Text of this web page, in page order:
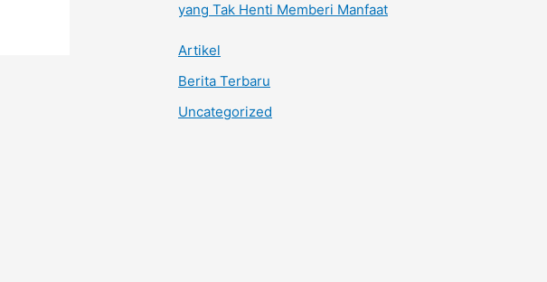
yang Tak Henti Memberi Manfaat
Artikel
Berita Terbaru
Uncategorized